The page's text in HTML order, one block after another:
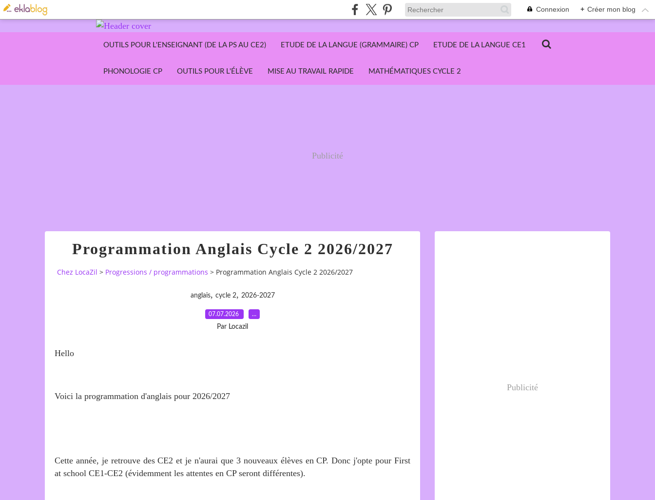
Connexion + Créer mon blog
OUTILS POUR L'ENSEIGNANT (DE LA PS AU CE2) ETUDE DE LA LANGUE (GRAMMAIRE) CP ETUDE DE LA LANGUE CE1
PHONOLOGIE CP OUTILS POUR L'ÉLÈVE MISE AU TRAVAIL RAPIDE MATHÉMATIQUES CYCLE 2
Publicité
Programmation Anglais Cycle 2 2026/2027
Chez LocaZil > Progressions / programmations > Programmation Anglais Cycle 2 2026/2027
anglais, cycle 2, 2026-2027
07.07.2026 …
Par Locazil
Hello
Voici la programmation d'anglais pour 2026/2027
Cette année, je retrouve des CE2 et je n'aurai que 3 nouveaux élèves en CP. Donc j'opte pour First
at school CE1-CE2 (évidemment les attentes en CP seront différentes).
Publicité